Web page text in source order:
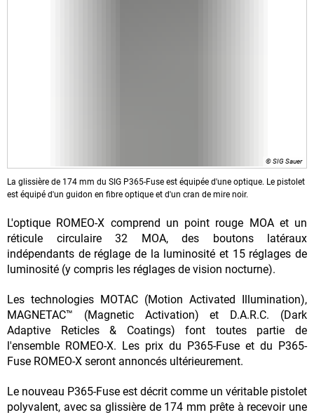
© SIG Sauer
La glissière de 174 mm du SIG P365-Fuse est équipée d'une optique. Le pistolet
est équipé d'un guidon en fibre optique et d'un cran de mire noir.
L'optique ROMEO-X comprend un point rouge MOA et un
réticule circulaire 32 MOA, des boutons latéraux
indépendants de réglage de la luminosité et 15 réglages de
luminosité (y compris les réglages de vision nocturne).
Les technologies MOTAC (Motion Activated Illumination),
MAGNETAC™ (Magnetic Activation) et D.A.R.C. (Dark
Adaptive Reticles & Coatings) font toutes partie de
l'ensemble ROMEO-X. Les prix du P365-Fuse et du P365-
Fuse ROMEO-X seront annoncés ultérieurement.
Le nouveau P365-Fuse est décrit comme un véritable pistolet
polyvalent, avec sa glissière de 174 mm prête à recevoir une